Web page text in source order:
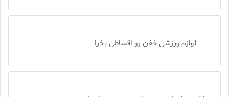
لوازم ورزشی خفن رو اقساطی بخر!